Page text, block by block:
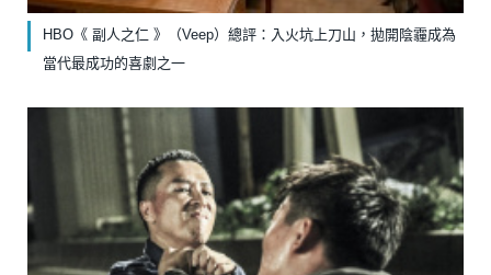
HBO《 副人之仁 》（Veep）總評：入火坑上刀山，拋開陰霾成為
當代最成功的喜劇之一